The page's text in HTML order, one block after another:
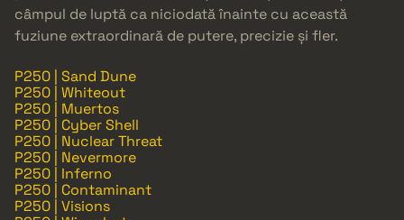
câmpul de luptă ca niciodată înainte cu această
fuziune extraordinară de putere, precizie și fler.
P250 | Sand Dune
P250 | Whiteout
P250 | Muertos
P250 | Cyber Shell
P250 | Nuclear Threat
P250 | Nevermore
P250 | Inferno
P250 | Contaminant
P250 | Visions